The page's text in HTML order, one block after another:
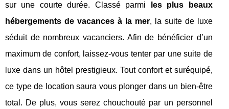
sur une courte durée. Classé parmi
les plus beaux
hébergements de vacances à la mer, la suite de luxe
séduit de nombreux vacanciers. Afin de bénéficier d’un
maximum de confort, laissez-vous tenter par une suite de
luxe dans un hôtel prestigieux. Tout confort et suréquipé,
ce type de location saura vous plonger dans un bien-être
total. De plus, vous serez chouchouté par un personnel